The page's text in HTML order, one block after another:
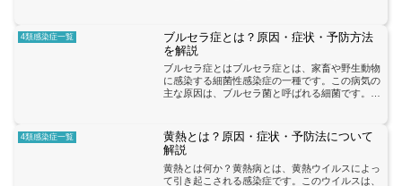
は、世界中で報告されて...
4類感染症一覧
ブルセラ症とは？原因・症状・予防方法
を解説
ブルセラ症とはブルセラ症とは、家畜や野生動物
に感染する細菌性感染症の一種です。この病気の
主な原因は、ブルセラ菌と呼ばれる細菌です。ブ
す。ブルセラ症の症状...
4類感染症一覧
黄熱とは？原因・症状・予防法について
解説
黄熱とは何か？黄熱病とは、黄熱ウイルスによっ
て引き起こされる感染症です。このウイルスは、